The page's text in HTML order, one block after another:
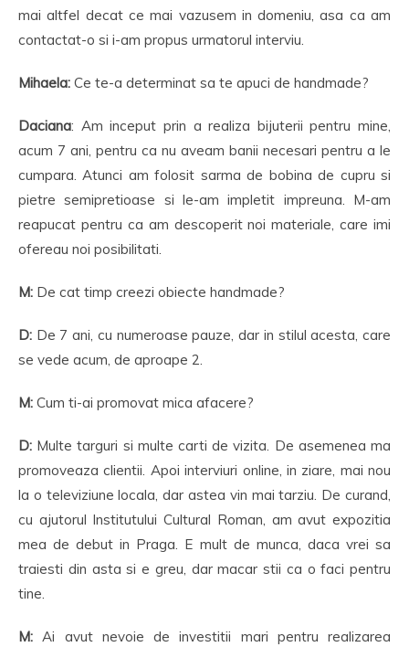
mai altfel decat ce mai vazusem in domeniu, asa ca am
contactat-o si i-am propus urmatorul interviu.
Mihaela: Ce te-a determinat sa te apuci de handmade?
Daciana: Am inceput prin a realiza bijuterii pentru mine,
acum 7 ani, pentru ca nu aveam banii necesari pentru a le
cumpara. Atunci am folosit sarma de bobina de cupru si
pietre semipretioase si le-am impletit impreuna. M-am
reapucat pentru ca am descoperit noi materiale, care imi
ofereau noi posibilitati.
M: De cat timp creezi obiecte handmade?
D: De 7 ani, cu numeroase pauze, dar in stilul acesta, care
se vede acum, de aproape 2.
M: Cum ti-ai promovat mica afacere?
D: Multe targuri si multe carti de vizita. De asemenea ma
promoveaza clientii. Apoi interviuri online, in ziare, mai nou
la o televiziune locala, dar astea vin mai tarziu. De curand,
cu ajutorul Institutului Cultural Roman, am avut expozitia
mea de debut in Praga. E mult de munca, daca vrei sa
traiesti din asta si e greu, dar macar stii ca o faci pentru
tine.
M:Ai avut nevoie de investitii mari pentru realizarea